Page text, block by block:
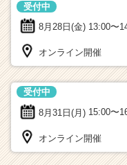
8月28日(金) 13:00〜
受付中
オンライン開催
8月31日(月) 15:00〜
受付中
オンライン開催